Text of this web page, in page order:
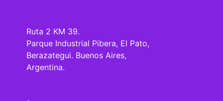
Ruta 2 KM 39.
Parque Industrial Pibera, El Pato,
Berazategui. Buenos Aires,
Argentina.